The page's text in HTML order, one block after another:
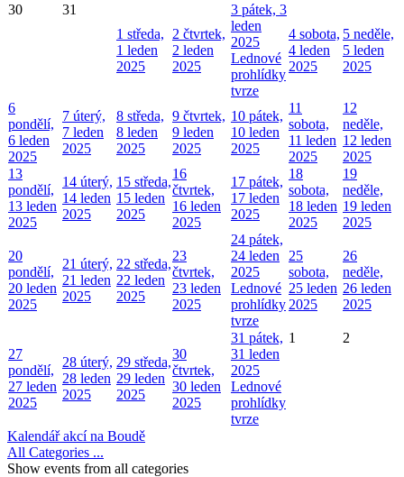
30
31
1 středa,
1 leden
2025
2 čtvrtek,
2 leden
2025
3 pátek, 3
leden
2025
Lednové
prohlídky
tvrze
4 sobota,
4 leden
2025
5 neděle,
5 leden
2025
6
pondělí,
6 leden
2025
7 úterý,
7 leden
2025
8 středa,
8 leden
2025
9 čtvrtek,
9 leden
2025
10 pátek,
10 leden
2025
11
sobota,
11 leden
2025
12
neděle,
12 leden
2025
13
pondělí,
13 leden
2025
14 úterý,
14 leden
2025
15 středa,
15 leden
2025
16
čtvrtek,
16 leden
2025
17 pátek,
17 leden
2025
18
sobota,
18 leden
2025
19
neděle,
19 leden
2025
20
pondělí,
20 leden
2025
21 úterý,
21 leden
2025
22 středa,
22 leden
2025
23
čtvrtek,
23 leden
2025
24 pátek,
24 leden
2025
Lednové
prohlídky
tvrze
25
sobota,
25 leden
2025
26
neděle,
26 leden
2025
27
pondělí,
27 leden
2025
28 úterý,
28 leden
2025
29 středa,
29 leden
2025
30
čtvrtek,
30 leden
2025
31 pátek,
31 leden
2025
Lednové
prohlídky
tvrze
1 2
Kalendář akcí na Boudě
All Categories ...
Show events from all categories